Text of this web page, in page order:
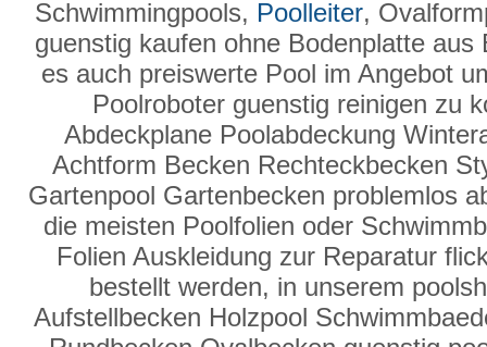
Schwimmingpools, Poolleiter,
guenstig kaufen ohne Bodenplatte
es auch preiswerte Pool im Angebot
Poolroboter guenstig reinigen zu
Abdeckplane Poolabdeckung
Achtform Becken Rechteckbecken
Gartenpool Gartenbecken problemlos
die meisten Poolfolien oder
Folien Auskleidung zur Reparatur
bestellt werden, in unserem
Aufstellbecken Holzpool